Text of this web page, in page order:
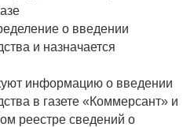
о введении
и назначается
информацию о введении
в газете «Коммерсант» и
реестре сведений о